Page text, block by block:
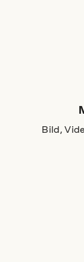
Bild,